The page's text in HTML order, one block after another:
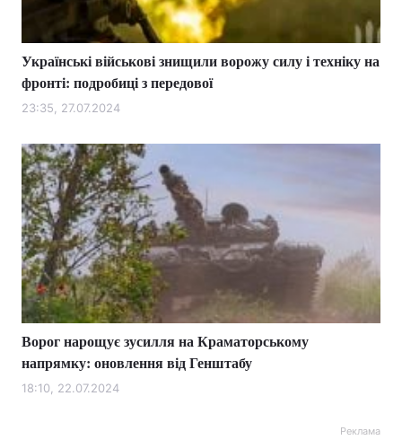
Українські військові знищили ворожу силу і техніку на
фронті: подробиці з передової
23:35, 27.07.2024
Ворог нарощує зусилля на Краматорському
напрямку: оновлення від Генштабу
18:10, 22.07.2024
Реклама